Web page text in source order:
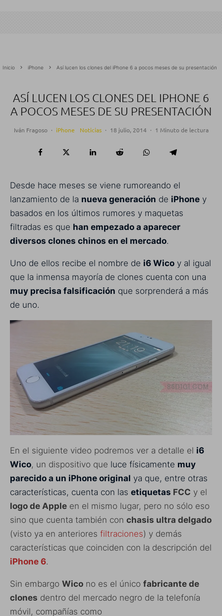
Inicio iPhone Así lucen los clones del iPhone 6 a pocos meses de su presentación
ASÍ LUCEN LOS CLONES DEL IPHONE 6
A POCOS MESES DE SU PRESENTACIÓN
Iván Fragoso · iPhone Noticias · 18 julio, 2014 · 1 Minuto de lectura
Desde hace meses se viene rumoreando el
lanzamiento de la nueva generación de iPhone y
basados en los últimos rumores y maquetas
filtradas es que han empezado a aparecer
diversos clones chinos en el mercado.
Uno de ellos recibe el nombre de i6 Wico y al igual
que la inmensa mayoría de clones cuenta con una
muy precisa falsificación que sorprenderá a más
de uno.
En el siguiente video podremos ver a detalle el i6
Wico, un dispositivo que luce físicamente muy
parecido a un iPhone original ya que, entre otras
características, cuenta con las etiquetas FCC y el
logo de Apple en el mismo lugar, pero no sólo eso
sino que cuenta también con chasis ultra delgado
(visto ya en anteriores filtraciones) y demás
características que coinciden con la descripción del
iPhone 6.
Sin embargo Wico no es el único fabricante de
clones dentro del mercado negro de la telefonía
móvil, compañías como